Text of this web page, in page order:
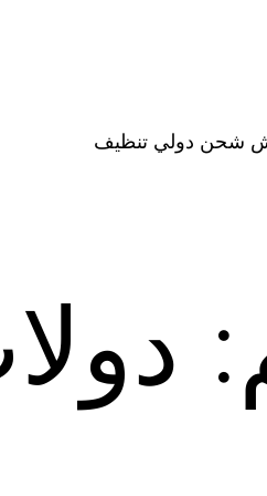
شحن دولي تنظيف